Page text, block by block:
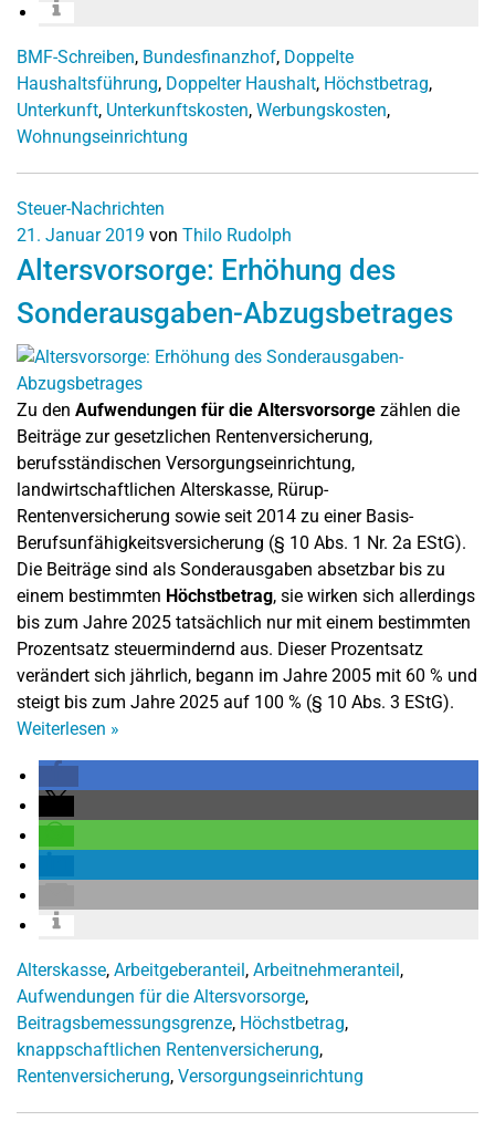
BMF-Schreiben, Bundesfinanzhof, Doppelte
Haushaltsführung, Doppelter Haushalt, Höchstbetrag,
Unterkunft, Unterkunftskosten, Werbungskosten,
Wohnungseinrichtung
Steuer-Nachrichten
21. Januar 2019 von Thilo Rudolph
Altersvorsorge: Erhöhung des
Sonderausgaben-Abzugsbetrages
Zu den Aufwendungen für die Altersvorsorge zählen die
Beiträge zur gesetzlichen Rentenversicherung,
berufsständischen Versorgungseinrichtung,
landwirtschaftlichen Alterskasse, Rürup-
Rentenversicherung sowie seit 2014 zu einer Basis-
Berufsunfähigkeitsversicherung (§ 10 Abs. 1 Nr. 2a EStG).
Die Beiträge sind als Sonderausgaben absetzbar bis zu
einem bestimmten Höchstbetrag, sie wirken sich allerdings
bis zum Jahre 2025 tatsächlich nur mit einem bestimmten
Prozentsatz steuermindernd aus. Dieser Prozentsatz
verändert sich jährlich, begann im Jahre 2005 mit 60 % und
steigt bis zum Jahre 2025 auf 100 % (§ 10 Abs. 3 EStG).
Weiterlesen »
Alterskasse, Arbeitgeberanteil, Arbeitnehmeranteil,
Aufwendungen für die Altersvorsorge,
Beitragsbemessungsgrenze, Höchstbetrag,
knappschaftlichen Rentenversicherung,
Rentenversicherung, Versorgungseinrichtung